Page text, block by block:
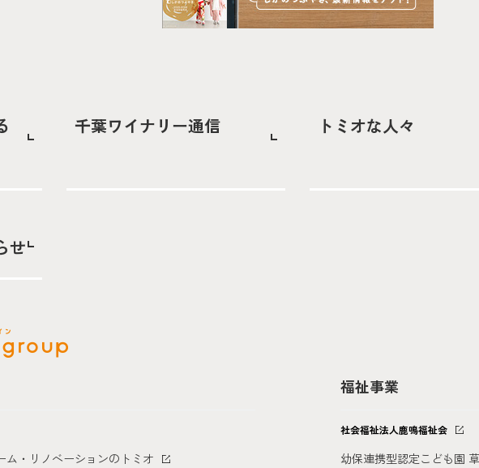
千葉ワイナリー通信 トミオな人々
せ
ム・リノベーションのトミオ
福祉事業
社会福祉法人鹿鳴福祉会
幼保連携型認定こども園